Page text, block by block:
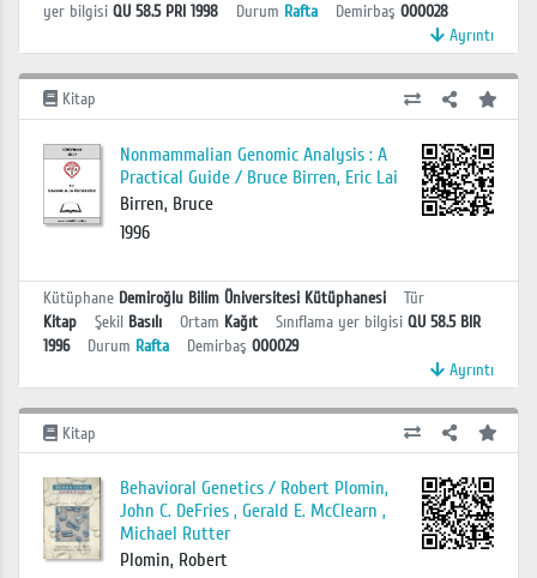
yer bilgisi QU 58.5 PRI 1998 Durum Rafta Demirbaş 000028
Ayrıntı
Kitap
Nonmammalian Genomic Analysis : A
Practical Guide / Bruce Birren, Eric Lai
Birren, Bruce
1996
Kütüphane Demiroğlu Bilim Üniversitesi Kütüphanesi
Tür
Kitap
Şekil Basılı Ortam Kağıt Sınıflama yer bilgisi QU 58.5 BIR
1996
Durum Rafta Demirbaş 000029
Ayrıntı
Kitap
Behavioral Genetics / Robert Plomin,
John C. DeFries , Gerald E. McClearn ,
Michael Rutter
Plomin, Robert